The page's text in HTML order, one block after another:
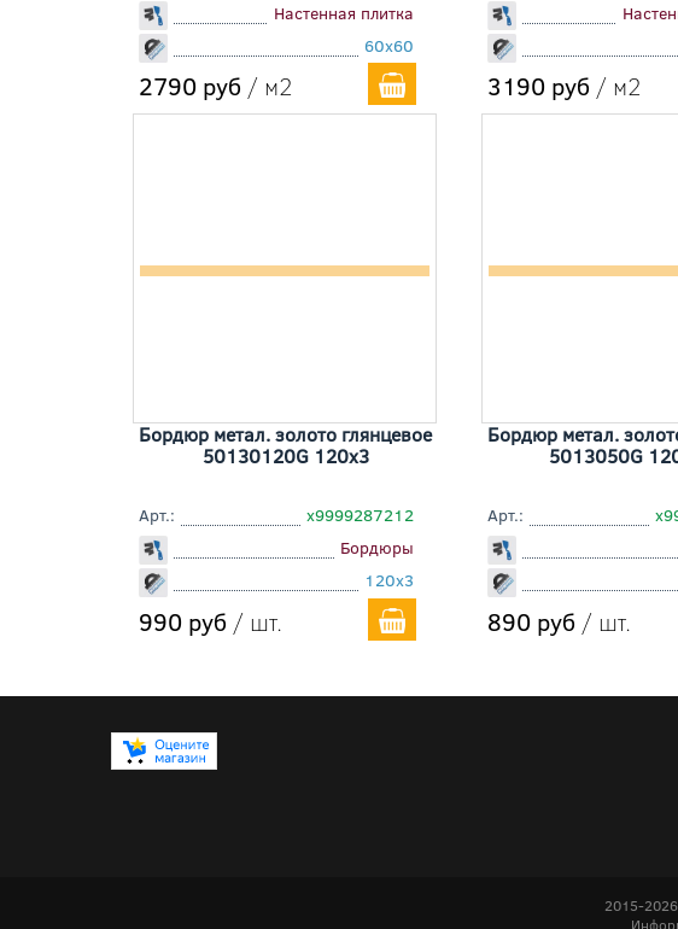
Настенная плитка
60x60
2790 руб / м2 3190 руб / м2
Бордюр метал. золото глянцевое
50130120G 120x3
Арт.:
х9999287212
Бордюры
120x3
990 руб / шт.
Бордюр метал.
5013050G
Арт.:
890 руб / шт.
2015-